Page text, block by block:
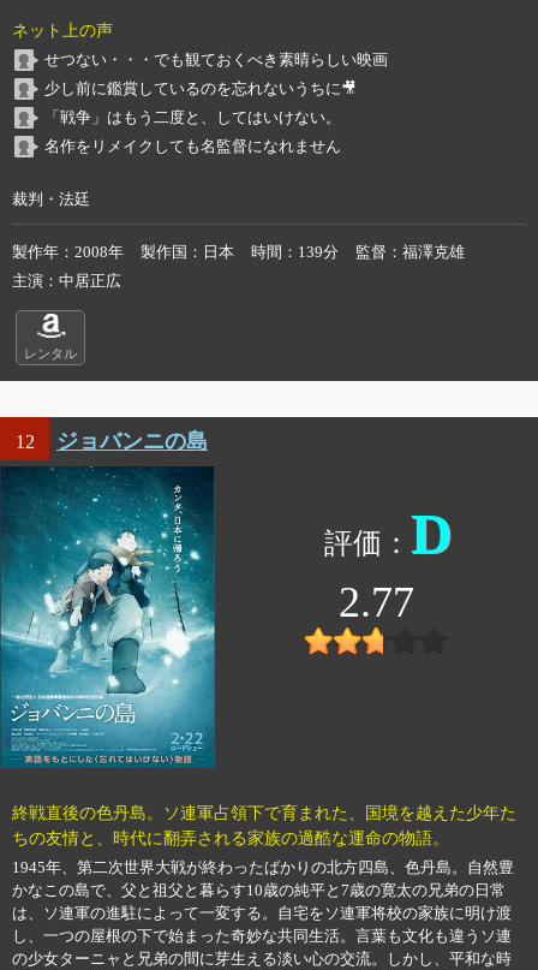
ネット上の声
せつない・・・でも観ておくべき素晴らしい映画
少し前に鑑賞しているのを忘れないうちに🎥
「戦争」はもう二度と、してはいけない。
名作をリメイクしても名監督になれません
裁判・法廷
製作年 2008年 製作国 日本 時間 139分 監督
福澤克雄
主演
中居正広
レンタル
12 ジョバンニの島
D
2.77
終戦直後の色丹島。ソ連軍占領下で育まれた、国境を越えた少年た
ちの友情と、時代に翻弄される家族の過酷な運命の物語。
1945年、第二次世界大戦が終わったばかりの北方四島、色丹島。自然豊
かなこの島で、父と祖父と暮らす10歳の純平と7歳の寛太の兄弟の日常
は、ソ連軍の進駐によって一変する。自宅をソ連軍将校の家族に明け渡
し、一つの屋根の下で始まった奇妙な共同生活。言葉も文化も違うソ連
の少女ターニャと兄弟の間に芽生える淡い心の交流。しかし、平和な時